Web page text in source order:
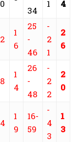
0
34
1
4
2
1
6
25
-
46
-
2
1
2
6
8
1
4
26
-
48
-
2
2
2
0
4
1
9
16-
59
-
4
3
1
3